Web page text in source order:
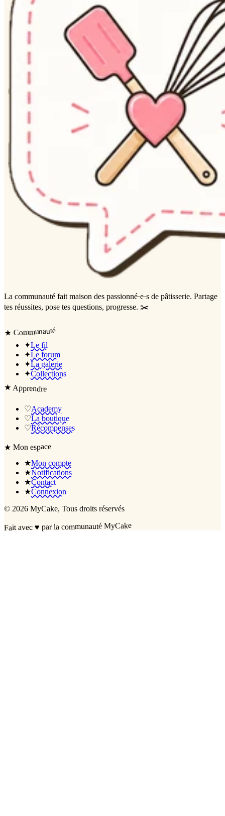
La communauté fait maison des passionné·e·s de pâtisserie. Partage
tes réussites, pose tes questions, progresse. ✂️
★ Communauté
✦Le fil
✦Le forum
✦La galerie
✦Collections
★Apprendre
♡Academy
♡La boutique
♡Récompenses
★Mon espace
★Mon compte
★Notifications
★Contact
★Connexion
© 2026 MyCake, Tous droits réservés
Fait avec♥ par la communauté MyCake